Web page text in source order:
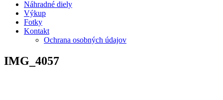
Náhradné diely
Výkup
Fotky
Kontakt
Ochrana osobných údajov
IMG_4057